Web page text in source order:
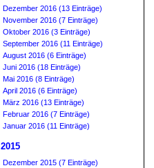
Dezember 2016 (13 Einträge)
November 2016 (7 Einträge)
Oktober 2016 (3 Einträge)
September 2016 (11 Einträge)
August 2016 (6 Einträge)
Juni 2016 (18 Einträge)
Mai 2016 (8 Einträge)
April 2016 (6 Einträge)
März 2016 (13 Einträge)
Februar 2016 (7 Einträge)
Januar 2016 (11 Einträge)
2015
Dezember 2015 (7 Einträge)